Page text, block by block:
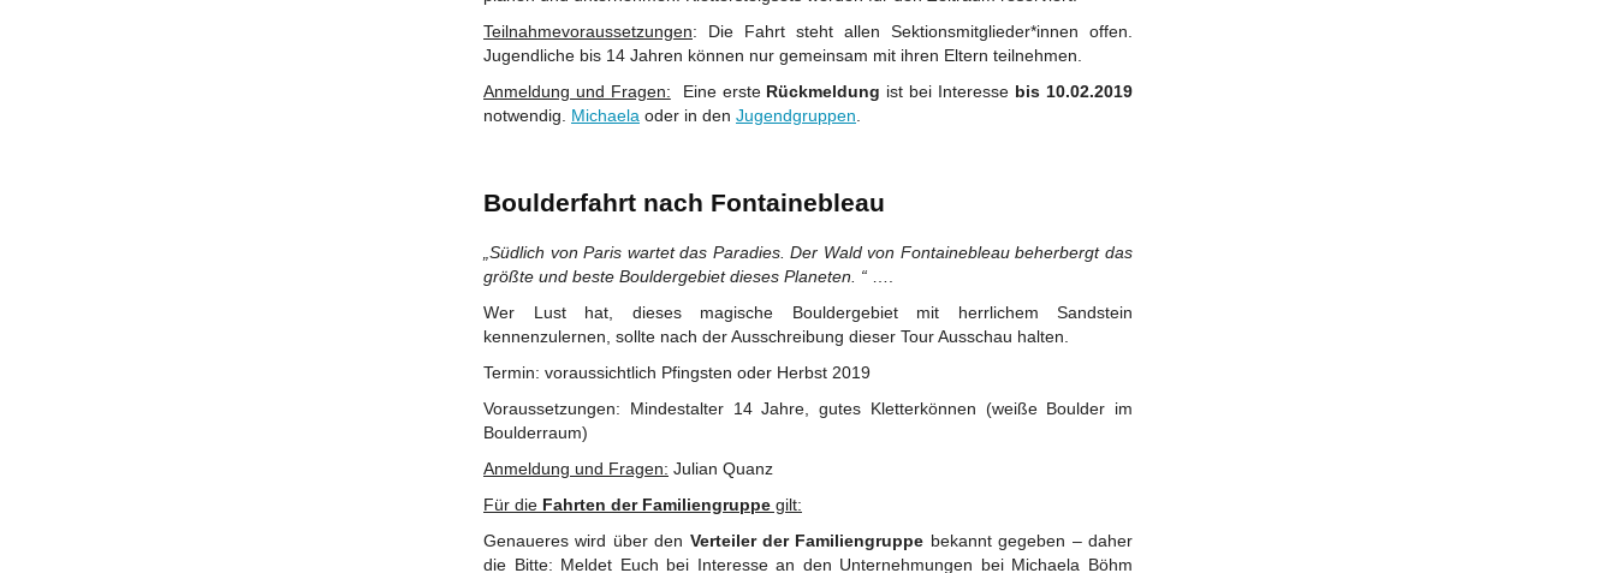
Teilnahmevoraussetzungen: Die Fahrt steht allen Sektionsmitglieder*innen offen.
Jugendliche bis 14 Jahren können nur gemeinsam mit ihren Eltern teilnehmen.
Anmeldung und Fragen: Eine erste Rückmeldung ist bei Interesse bis 10.02.2019
notwendig. Michaela oder in den Jugendgruppen.
Boulderfahrt nach Fontainebleau
„Südlich von Paris wartet das Paradies. Der Wald von Fontainebleau beherbergt das
größte und beste Bouldergebiet dieses Planeten. “ ….
Wer Lust hat, dieses magische Bouldergebiet mit herrlichem Sandstein
kennenzulernen, sollte nach der Ausschreibung dieser Tour Ausschau halten.
Termin: voraussichtlich Pfingsten oder Herbst 2019
Voraussetzungen: Mindestalter 14 Jahre, gutes Kletterkönnen (weiße Boulder im
Boulderraum)
Anmeldung und Fragen: Julian Quanz
Für die Fahrten der Familiengruppe gilt:
Genaueres wird über den Verteiler der Familiengruppe bekannt gegeben – daher
die Bitte: Meldet Euch bei Interesse an den Unternehmungen bei Michaela Böhm